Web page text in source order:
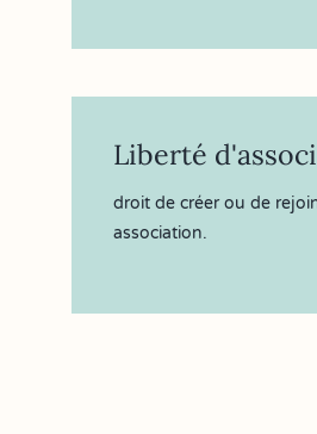
Liberté
droit de créer ou de
association.